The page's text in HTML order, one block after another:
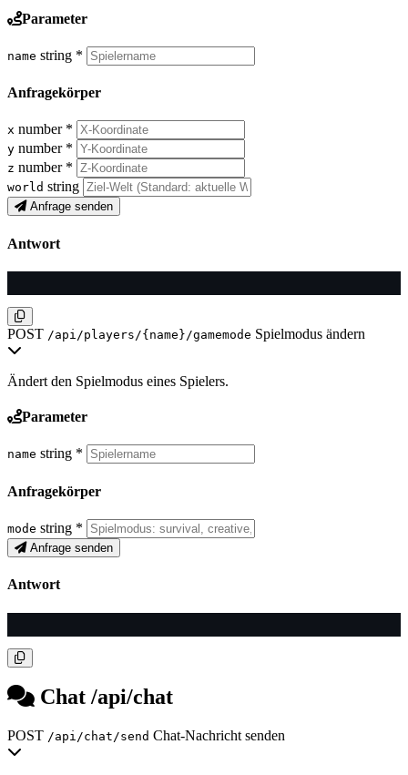
Parameter
name string *
Anfragekörper
x number *
y number *
z number *
world string
Anfrage senden
Antwort
POST /api/players/{name}/gamemode Spielmodus ändern
Ändert den Spielmodus eines Spielers.
Parameter
name string *
Anfragekörper
mode string *
Anfrage senden
Antwort
Chat /api/chat
POST /api/chat/send Chat-Nachricht senden